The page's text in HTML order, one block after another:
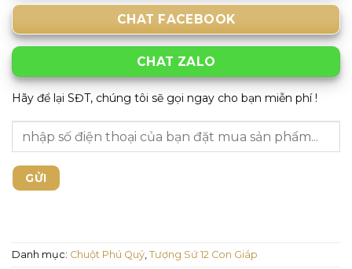
CHAT FACEBOOK
CHAT ZALO
Hãy để lại SĐT, chúng tôi sẽ gọi ngay cho bạn miễn phí !
Danh mục: Chuột Phú Quý Tượng Sứ 12 Con Giáp